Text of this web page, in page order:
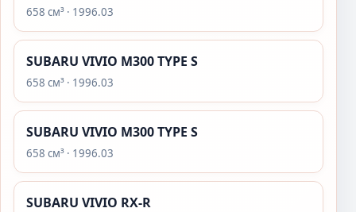
658 см³ · 1996.03
SUBARU VIVIO M300 TYPE S
658 см³ · 1996.03
SUBARU VIVIO M300 TYPE S
658 см³ · 1996.03
SUBARU VIVIO RX-R